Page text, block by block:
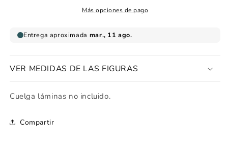
Más opciones de pago
VER MEDIDAS DE LAS FIGURAS
Cuelga láminas no incluido.
Compartir